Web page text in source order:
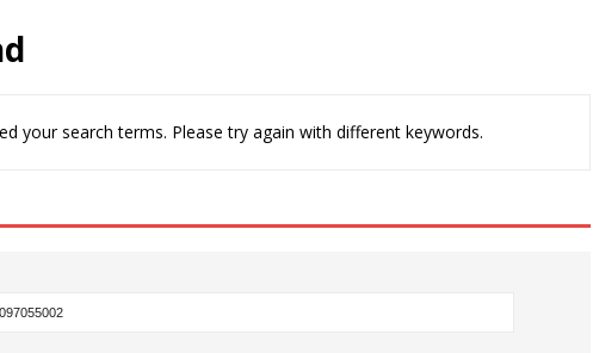
your search terms. Please try again with different keywords.